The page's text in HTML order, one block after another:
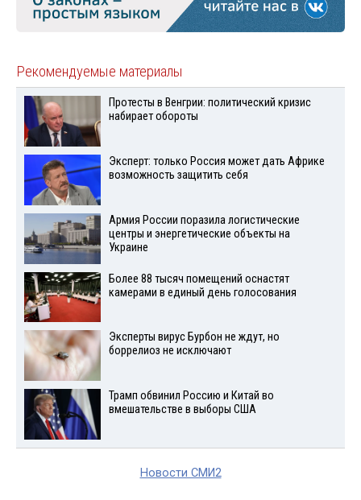
Рекомендуемые материалы
Протесты в Венгрии: политический кризис
набирает обороты
Эксперт: только Россия может дать Африке
возможность защитить себя
Армия России поразила логистические
центры и энергетические объекты на
Украине
Более 88 тысяч помещений оснастят
камерами в единый день голосования
Эксперты вирус Бурбон не ждут, но
боррелиоз не исключают
Трамп обвинил Россию и Китай во
вмешательстве в выборы США
Новости СМИ2